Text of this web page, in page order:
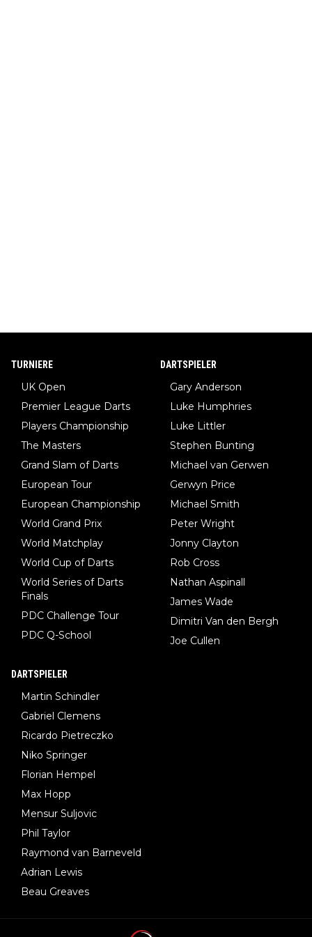
TURNIERE
UK Open
Premier League Darts
Players Championship
The Masters
Grand Slam of Darts
European Tour
European Championship
World Grand Prix
World Matchplay
World Cup of Darts
World Series of Darts
Finals
PDC Challenge Tour
PDC Q-School
DARTSPIELER
Gary Anderson
Luke Humphries
Luke Littler
Stephen Bunting
Michael van Gerwen
Gerwyn Price
Michael Smith
Peter Wright
Jonny Clayton
Rob Cross
Nathan Aspinall
James Wade
Dimitri Van den Bergh
Joe Cullen
DARTSPIELER
Martin Schindler
Gabriel Clemens
Ricardo Pietreczko
Niko Springer
Florian Hempel
Max Hopp
Mensur Suljovic
Phil Taylor
Raymond van Barneveld
Adrian Lewis
Beau Greaves